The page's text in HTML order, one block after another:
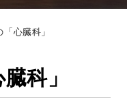
「心臓科」
科」